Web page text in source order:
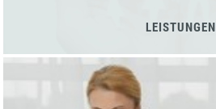
LEISTUNGEN